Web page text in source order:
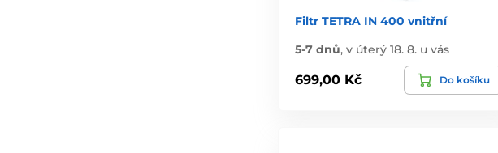
Filtr TETRA IN 400 vnitřní
5-7 dnů, v úterý 18. 8. u vás
699,00 Kč Do košíku